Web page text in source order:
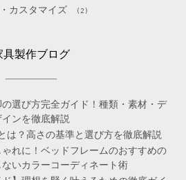
カスタマイズ (2)
具製作ブログ
選び方完全ガイド！種類・素材・デ
インを徹底解説
は？高さの基準と選び方を徹底解説
れに！ベッドフレームのおすすめの
いカラーコーディネート術